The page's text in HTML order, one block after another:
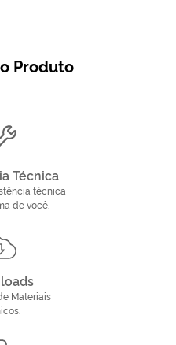
Produto
Técnica
técnica
de você.
Materiais